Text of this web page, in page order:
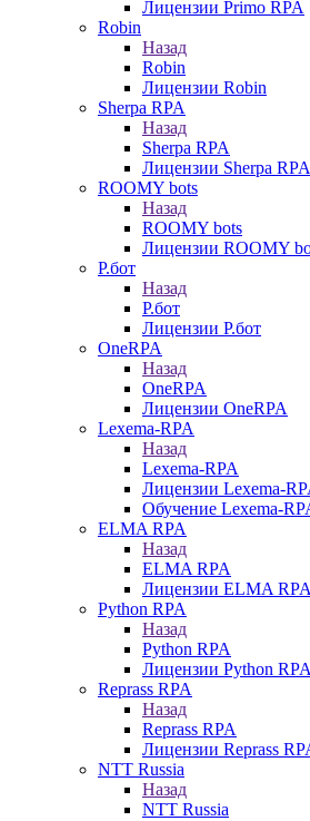
Лицензии Primo RPA
Robin
Назад
Robin
Лицензии Robin
Sherpa RPA
Назад
Sherpa RPA
Лицензии Sherpa RPA
ROOMY bots
Назад
ROOMY bots
Лицензии ROOMY
Р.бот
Назад
Р.бот
Лицензии Р.бот
OneRPA
Назад
OneRPA
Лицензии OneRPA
Lexema-RPA
Назад
Lexema-RPA
Лицензии Lexema-
Обучение Lexema-
ELMA RPA
Назад
ELMA RPA
Лицензии ELMA RPA
Python RPA
Назад
Python RPA
Лицензии Python RPA
Reprass RPA
Назад
Reprass RPA
Лицензии Reprass
NTT Russia
Назад
NTT Russia